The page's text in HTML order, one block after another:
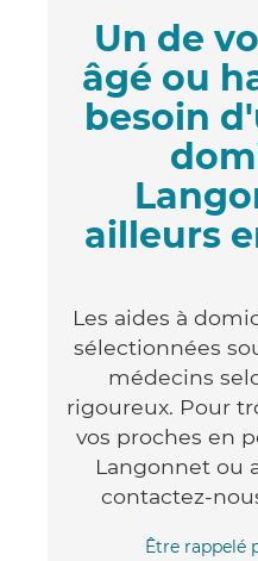
Un de
âgé ou
besoin
ailleurs
Les aides à
sélectionnées
médecins
rigoureux. Pour
vos proches en
Langonnet ou
contactez-
Être rappelé